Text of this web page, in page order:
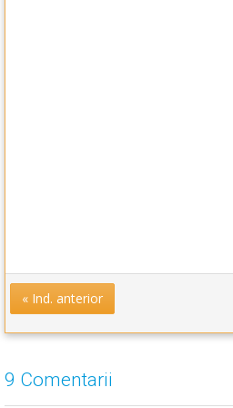
« Ind. anterior
9 Comentarii